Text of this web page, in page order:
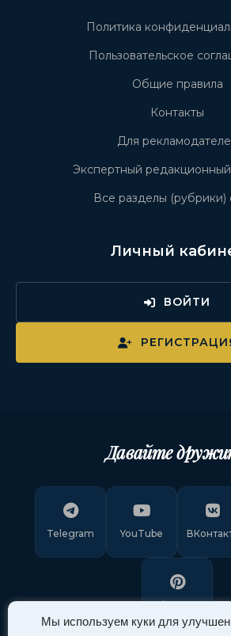
Мы используем куки для
Политика
Пользовательское
Общие правила
Контакты
Для
Экспертный
Все разделы (рубрики)
Личный
ВОЙТИ
Давайте
Telegram YouTube
Pinterest